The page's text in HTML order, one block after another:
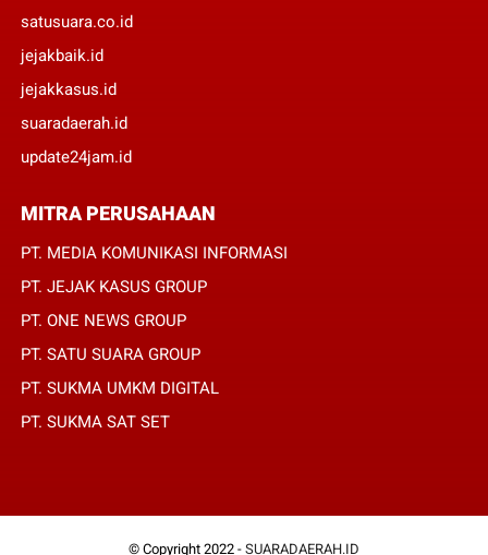
satusuara.co.id
jejakbaik.id
jejakkasus.id
suaradaerah.id
update24jam.id
MITRA PERUSAHAAN
PT. MEDIA KOMUNIKASI INFORMASI
PT. JEJAK KASUS GROUP
PT. ONE NEWS GROUP
PT. SATU SUARA GROUP
PT. SUKMA UMKM DIGITAL
PT. SUKMA SAT SET
© Copyright 2022 - SUARADAERAH.ID